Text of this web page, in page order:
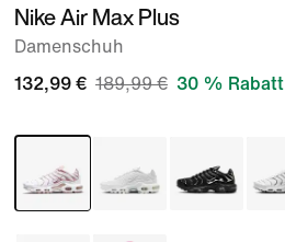
Nike Air Max Plus
Damenschuh
132,99 € 189,99 € 30 % Rabatt